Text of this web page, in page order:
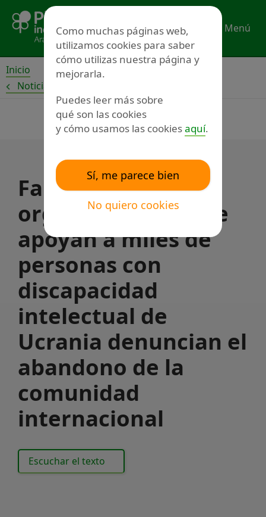
contenido
Menú
Inicio
Noticias
Familias y
organizaciones que
apoyan a miles de
personas con
discapacidad
intelectual de
Ucrania denuncian el
abandono de la
comunidad
internacional
Escuchar el texto
Como muchas páginas web,
utilizamos cookies para saber
cómo utilizas nuestra página y
mejorarla.
Puedes leer más sobre
qué son las cookies
y cómo usamos las cookiesaquí.
Sí, me parece bien
No quiero cookies